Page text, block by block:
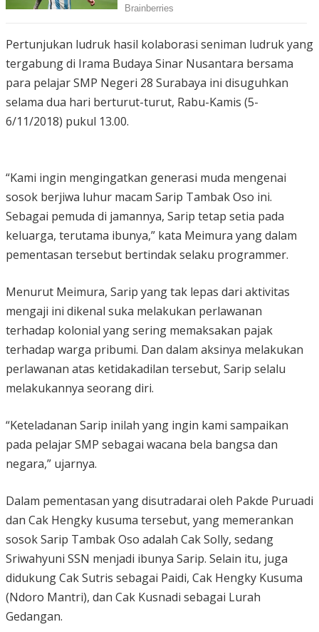
Pertunjukan ludruk hasil kolaborasi seniman ludruk yang
tergabung di Irama Budaya Sinar Nusantara bersama
para pelajar SMP Negeri 28 Surabaya ini disuguhkan
selama dua hari berturut-turut, Rabu-Kamis (5-
6/11/2018) pukul 13.00.
“Kami ingin mengingatkan generasi muda mengenai
sosok berjiwa luhur macam Sarip Tambak Oso ini.
Sebagai pemuda di jamannya, Sarip tetap setia pada
keluarga, terutama ibunya,” kata Meimura yang dalam
pementasan tersebut bertindak selaku programmer.
Menurut Meimura, Sarip yang tak lepas dari aktivitas
mengaji ini dikenal suka melakukan perlawanan
terhadap kolonial yang sering memaksakan pajak
terhadap warga pribumi. Dan dalam aksinya melakukan
perlawanan atas ketidakadilan tersebut, Sarip selalu
melakukannya seorang diri.
“Keteladanan Sarip inilah yang ingin kami sampaikan
pada pelajar SMP sebagai wacana bela bangsa dan
negara,” ujarnya.
Dalam pementasan yang disutradarai oleh Pakde Puruadi
dan Cak Hengky kusuma tersebut, yang memerankan
sosok Sarip Tambak Oso adalah Cak Solly, sedang
Sriwahyuni SSN menjadi ibunya Sarip. Selain itu, juga
didukung Cak Sutris sebagai Paidi, Cak Hengky Kusuma
(Ndoro Mantri), dan Cak Kusnadi sebagai Lurah
Gedangan.